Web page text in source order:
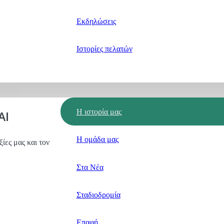
Εκδηλώσεις
Ιστορίες πελατών
μας και τον
Η ιστορία μας
Η ομάδα μας
Στα Νέα
Σταδιοδρομία